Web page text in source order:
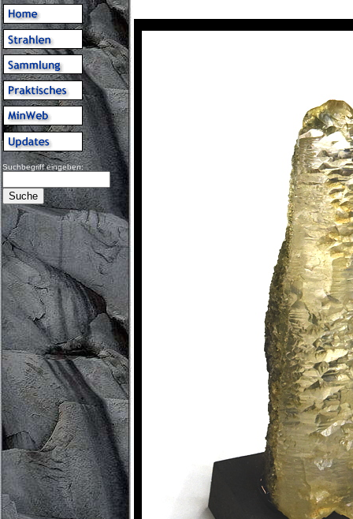
Suchbegriff eingeben: